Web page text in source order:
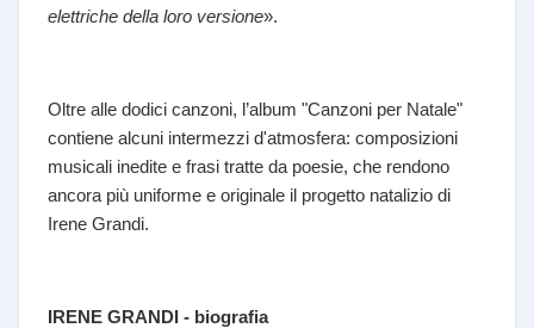
elettriche della loro versione».
Oltre alle dodici canzoni, l’album "Canzoni per Natale"
contiene alcuni intermezzi d'atmosfera: composizioni
musicali inedite e frasi tratte da poesie, che rendono
ancora più uniforme e originale il progetto natalizio di
Irene Grandi.
IRENE GRANDI - biografia